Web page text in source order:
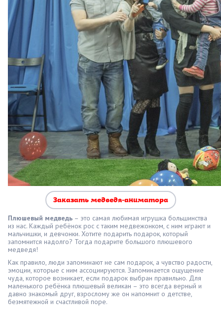
Заказать медведя-аниматора
Плюшевый медведь – это самая любимая игрушка большинства
из нас. Каждый ребёнок рос с таким медвежонком, с ним играют и
мальчишки, и девчонки. Хотите подарить подарок, который
запомнится надолго? Тогда подарите большого плюшевого
медведя!
Как правило, люди запоминают не сам подарок, а чувство радости,
эмоции, которые с ним ассоциируются. Запоминается ощущение
чуда, которое возникает, если подарок выбран правильно. Для
маленького ребёнка плюшевый великан – это всегда верный и
давно знакомый друг, взрослому же он напомнит о детстве,
безмятежной и счастливой поре.